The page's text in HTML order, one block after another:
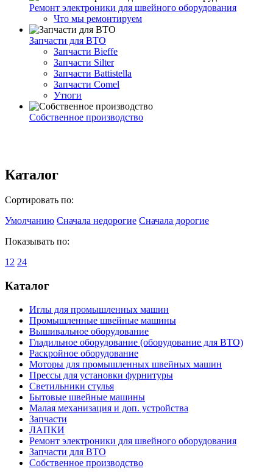
Ремонт электроники для швейного оборудования
Что мы ремонтируем
Запчасти для ВТО
Запчасти Bieffe
Запчасти Silter
Запчасти Battistella
Запчасти Comel
Утюги
Собственное производство
Каталог
Сортировать по:
Умолчанию Сначала недорогие Сначала дорогие
Показывать по:
12 24
Каталог
Иглы для промышленных машин
Промышленные швейные машины
Вышивальное оборудование
Гладильное оборудование (оборудование для ВТО)
Раскройное оборудование
Моторы для промышленных швейных машин
Прессы для установки фурнитуры
Светильники стулья
Бытовые швейные машины
Малая механизация и доп. устройства
Запчасти
ЛАПКИ
Ремонт электроники для швейного оборудования
Запчасти для ВТО
Собственное производство